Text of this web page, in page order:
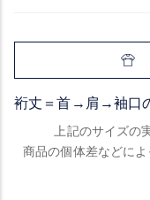
裄丈＝首→肩→袖口
上記のサイズの
商品の個体差などに